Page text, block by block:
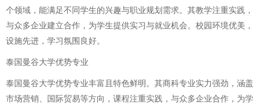
个领域，能满足不同学生的兴趣与职业规划需求。其教学注重实践，
与众多企业建立合作，为学生提供实习与就业机会。校园环境优美，
设施先进，学习氛围良好。
泰国曼谷大学优势专业
泰国曼谷大学优势专业丰富且特色鲜明。其商科专业实力强劲，涵盖
市场营销、国际贸易等方向，课程注重实践，与众多企业合作，为学